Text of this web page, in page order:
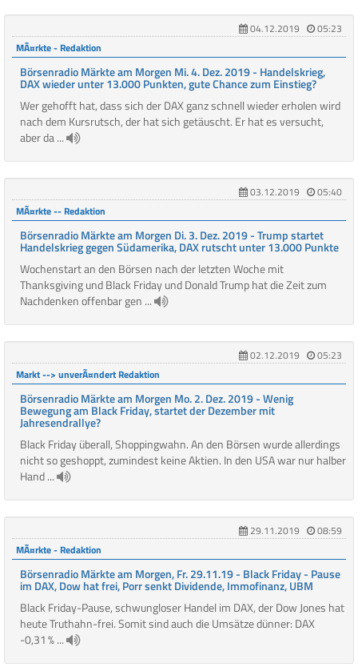
04.12.2019
05:23
MÃ¤rkte - Redaktion
Börsenradio Märkte am Morgen Mi. 4. Dez. 2019 - Handelskrieg,
DAX wieder unter 13.000 Punkten, gute Chance zum Einstieg?
Wer gehofft hat, dass sich der DAX ganz schnell wieder erholen wird
nach dem Kursrutsch, der hat sich getäuscht. Er hat es versucht,
aber da ...
03.12.2019
05:40
MÃ¤rkte -- Redaktion
Börsenradio Märkte am Morgen Di. 3. Dez. 2019 - Trump startet
Handelskrieg gegen Südamerika, DAX rutscht unter 13.000 Punkte
Wochenstart an den Börsen nach der letzten Woche mit
Thanksgiving und Black Friday und Donald Trump hat die Zeit zum
Nachdenken offenbar gen ...
02.12.2019
05:23
Markt --> unverÃ¤ndert Redaktion
Börsenradio Märkte am Morgen Mo. 2. Dez. 2019 - Wenig
Bewegung am Black Friday, startet der Dezember mit
Jahresendrallye?
Black Friday überall, Shoppingwahn. An den Börsen wurde allerdings
nicht so geshoppt, zumindest keine Aktien. In den USA war nur halber
Hand ...
29.11.2019
08:59
MÃ¤rkte - Redaktion
Börsenradio Märkte am Morgen, Fr. 29.11.19 - Black Friday - Pause
im DAX, Dow hat frei, Porr senkt Dividende, Immofinanz, UBM
Black Friday-Pause, schwungloser Handel im DAX, der Dow Jones hat
heute Truthahn-frei. Somit sind auch die Umsätze dünner: DAX
-0,31 % ...